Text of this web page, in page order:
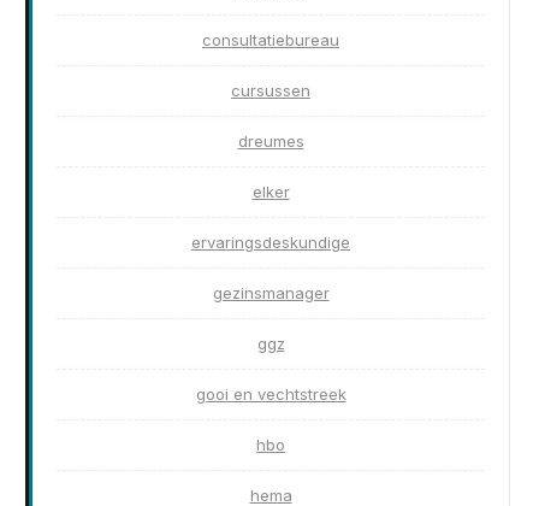
consultatiebureau
cursussen
dreumes
elker
ervaringsdeskundige
gezinsmanager
ggz
gooi en vechtstreek
hbo
hema